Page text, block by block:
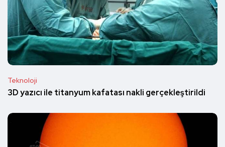
Teknoloji
3D yazıcı ile titanyum kafatası nakli gerçekleştirildi